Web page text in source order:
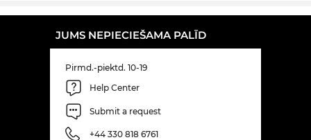
JUMS NEPIECIEŠAMA PALĪD
Pirmd.-piektd. 10-19
Help Center
Submit a request
+44 330 818 6761